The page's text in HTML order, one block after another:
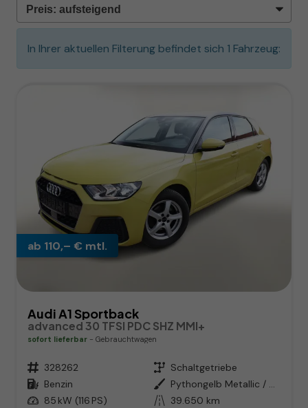
In Ihrer aktuellen Filterung befindet sich 1 Fahrzeug:
ab 110,– € mtl.
Audi A1 Sportback
advanced 30 TFSI PDC SHZ MMI+
sofort lieferbar Gebrauchtwagen
Fahrzeugnr. 328262 Getriebe Schaltgetriebe
Kraftstoff Benzin Außenfarbe
Pythongelb Metallic / Schwarz
Leistung 85 kW (116 PS) Kilometerstand 39.650 km